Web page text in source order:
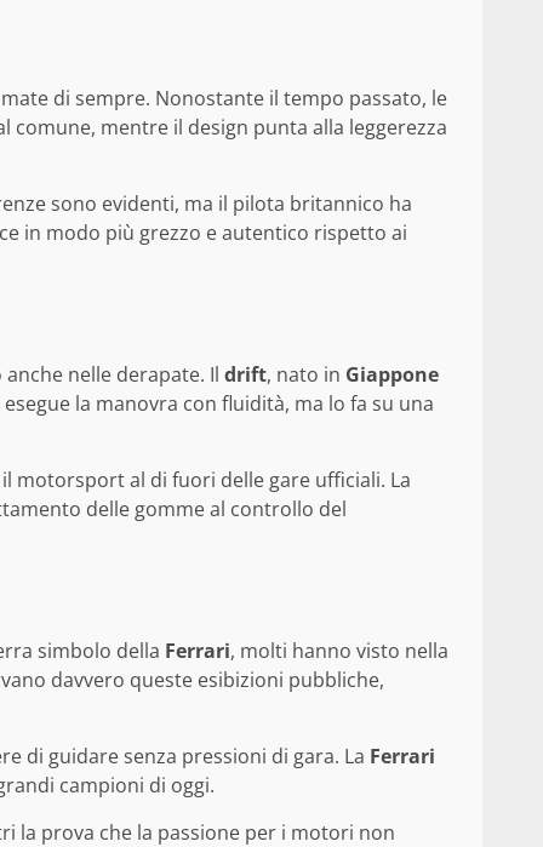
di sempre. Nonostante il tempo passato, le
mentre il design punta alla leggerezza
sono evidenti, ma il pilota britannico ha
in modo più grezzo e autentico rispetto ai
nelle derapate. Il drift, nato in Giappone
la manovra con fluidità, ma lo fa su una
motorsport al di fuori delle gare ufficiali. La
delle gomme al controllo del
simbolo della Ferrari, molti hanno visto nella
davvero queste esibizioni pubbliche,
di guidare senza pressioni di gara. La Ferrari
campioni di oggi.
la prova che la passione per i motori non